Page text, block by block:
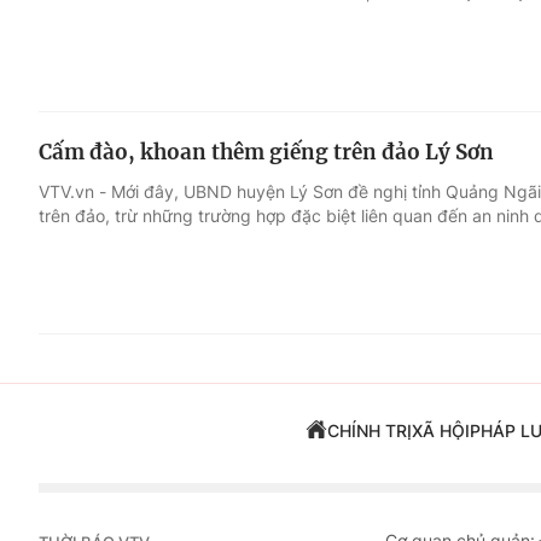
Cấm đào, khoan thêm giếng trên đảo Lý Sơn
VTV.vn - Mới đây, UBND huyện Lý Sơn đề nghị tỉnh Quảng
trên đảo, trừ những trường hợp đặc biệt liên quan đến an ninh
CHÍNH TRỊXÃ HỘIPHÁP